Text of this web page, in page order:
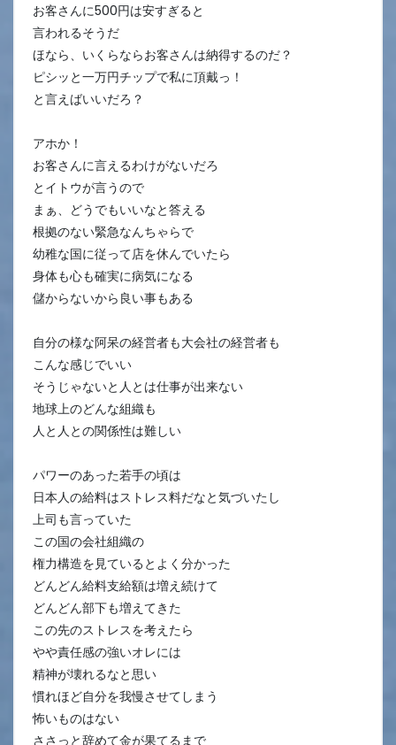
お客さんに500円は安すぎると
言われるそうだ
ほなら、いくらならお客さんは納得するのだ？
ピシッと一万円チップで私に頂戴っ！
と言えばいいだろ？
アホか！
お客さんに言えるわけがないだろ
とイトウが言うので
まぁ、どうでもいいなと答える
根拠のない緊急なんちゃらで
幼稚な国に従って店を休んでいたら
身体も心も確実に病気になる
儲からないから良い事もある
自分の様な阿呆の経営者も大会社の経営者も
こんな感じでいい
そうじゃないと人とは仕事が出来ない
地球上のどんな組織も
人と人との関係性は難しい
パワーのあった若手の頃は
日本人の給料はストレス料だなと気づいたし
上司も言っていた
この国の会社組織の
権力構造を見ているとよく分かった
どんどん給料支給額は増え続けて
どんどん部下も増えてきた
この先のストレスを考えたら
やや責任感の強いオレには
精神が壊れるなと思い
慣れほど自分を我慢させてしまう
怖いものはない
ささっと辞めて金が果てるまで